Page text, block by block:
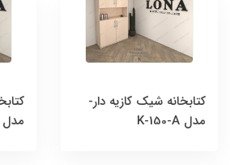
کتابخانه شیک کازیه دار-
مدل K-150-A
مدل K-180-A